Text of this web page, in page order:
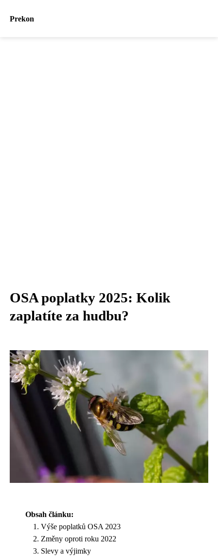
Prekon
OSA poplatky 2025: Kolik
zaplatíte za hudbu?
Obsah článku:
Výše poplatků OSA 2023
Změny oproti roku 2022
Slevy a výjimky